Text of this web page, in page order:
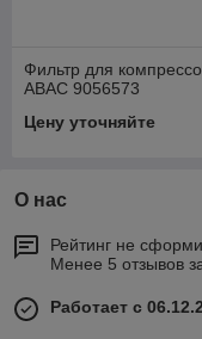
Фильтр для
ABAC 9056573
Цену уточняйте
О нас
Рейтинг не
Менее 5 отзывов
Работает с